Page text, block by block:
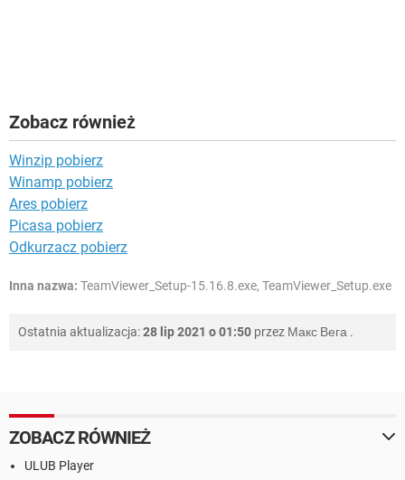
Zobacz również
Winzip pobierz
Winamp pobierz
Ares pobierz
Picasa pobierz
Odkurzacz pobierz
Inna nazwa: TeamViewer_Setup-15.16.8.exe, TeamViewer_Setup.exe
Ostatnia aktualizacja:28 lip 2021 o 01:50 przez Макс Вега .
ZOBACZ RÓWNIEŻ
ULUB Player